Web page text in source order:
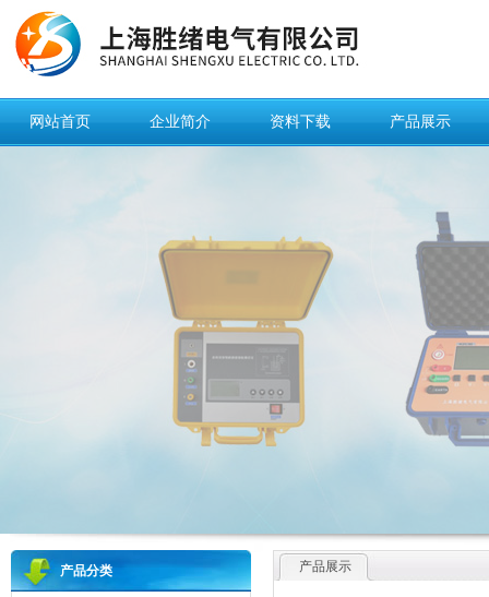
网站首页 企业简介 资料下载 产品展示
产品分类 产品展示